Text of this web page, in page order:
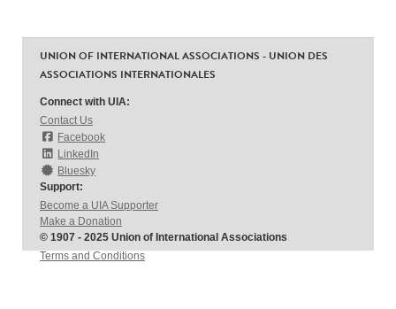
UNION OF INTERNATIONAL ASSOCIATIONS - UNION DES
ASSOCIATIONS INTERNATIONALES
Connect with UIA:
Contact Us
Facebook
LinkedIn
Bluesky
Support:
Become a UIA Supporter
Make a Donation
© 1907 - 2025 Union of International Associations
Terms and Conditions